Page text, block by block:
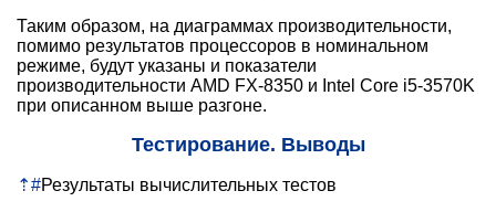
Таким образом, на диаграммах производительности,
помимо результатов процессоров в номинальном
режиме, будут указаны и показатели
производительности AMD FX-8350 и Intel Core i5-3570K
при описанном выше разгоне.
Тестирование. Выводы
⇡#Результаты вычислительных тестов